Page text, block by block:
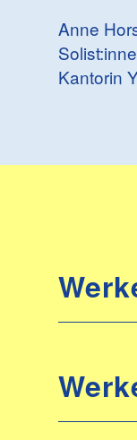
Anne
Kantorin